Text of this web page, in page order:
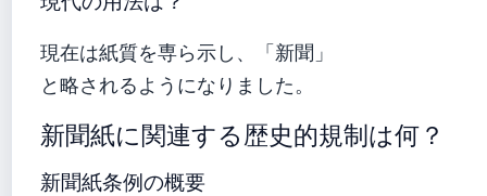
現在は紙質を専ら示し、「新聞」
と略されるようになりました。
新聞紙に関連する歴史的規制は何？
新聞紙条例の概要